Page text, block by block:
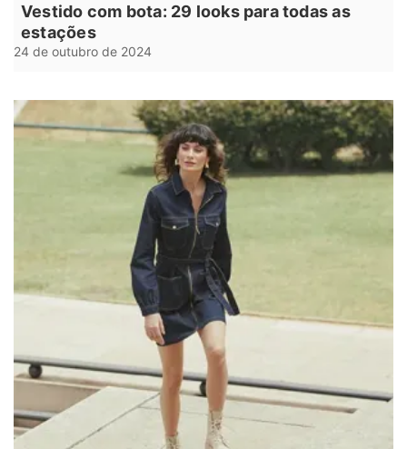
Vestido com bota: 29 looks para todas as
estações
24 de outubro de 2024